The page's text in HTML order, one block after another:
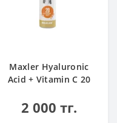
Maxler Hyaluronic
Acid + Vitamin C 20
2 000 тг.